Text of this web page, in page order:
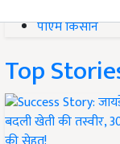
पीएम किसान
Top